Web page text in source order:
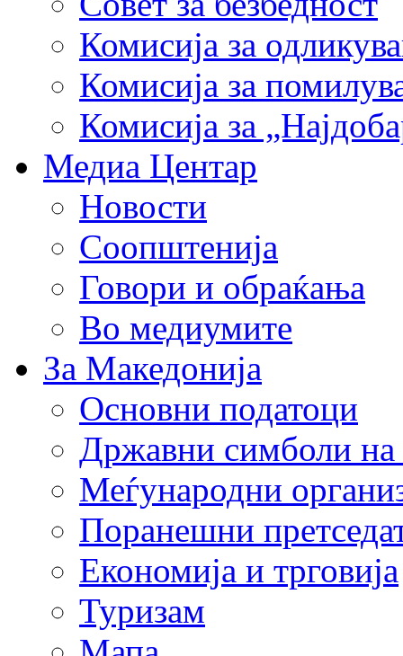
Комисија за
Комисија за
Комисија за
Медиа Центар
Новости
Соопштенија
Говори и обраќања
Во медиумите
За Македонија
Основни податоци
Државни симболи
Меѓународни
Поранешни
Економија и трговија
Туризам